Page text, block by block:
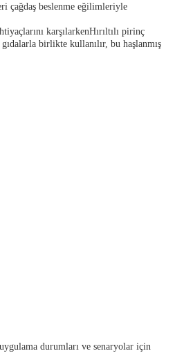
çağdaş beslenme eğilimleriyle
karşılarkenHırıltılı pirinç
birlikte kullanılır, bu haşlanmış
durumları ve senaryolar için